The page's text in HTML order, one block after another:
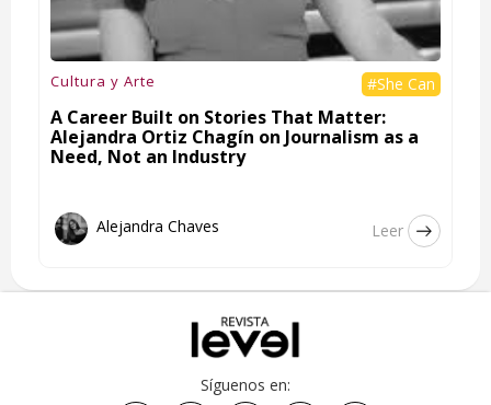
Cultura y Arte #She Can
A Career Built on Stories That Matter:
Alejandra Ortiz Chagín on Journalism as a
Need, Not an Industry
Alejandra Chaves Leer
Síguenos en: